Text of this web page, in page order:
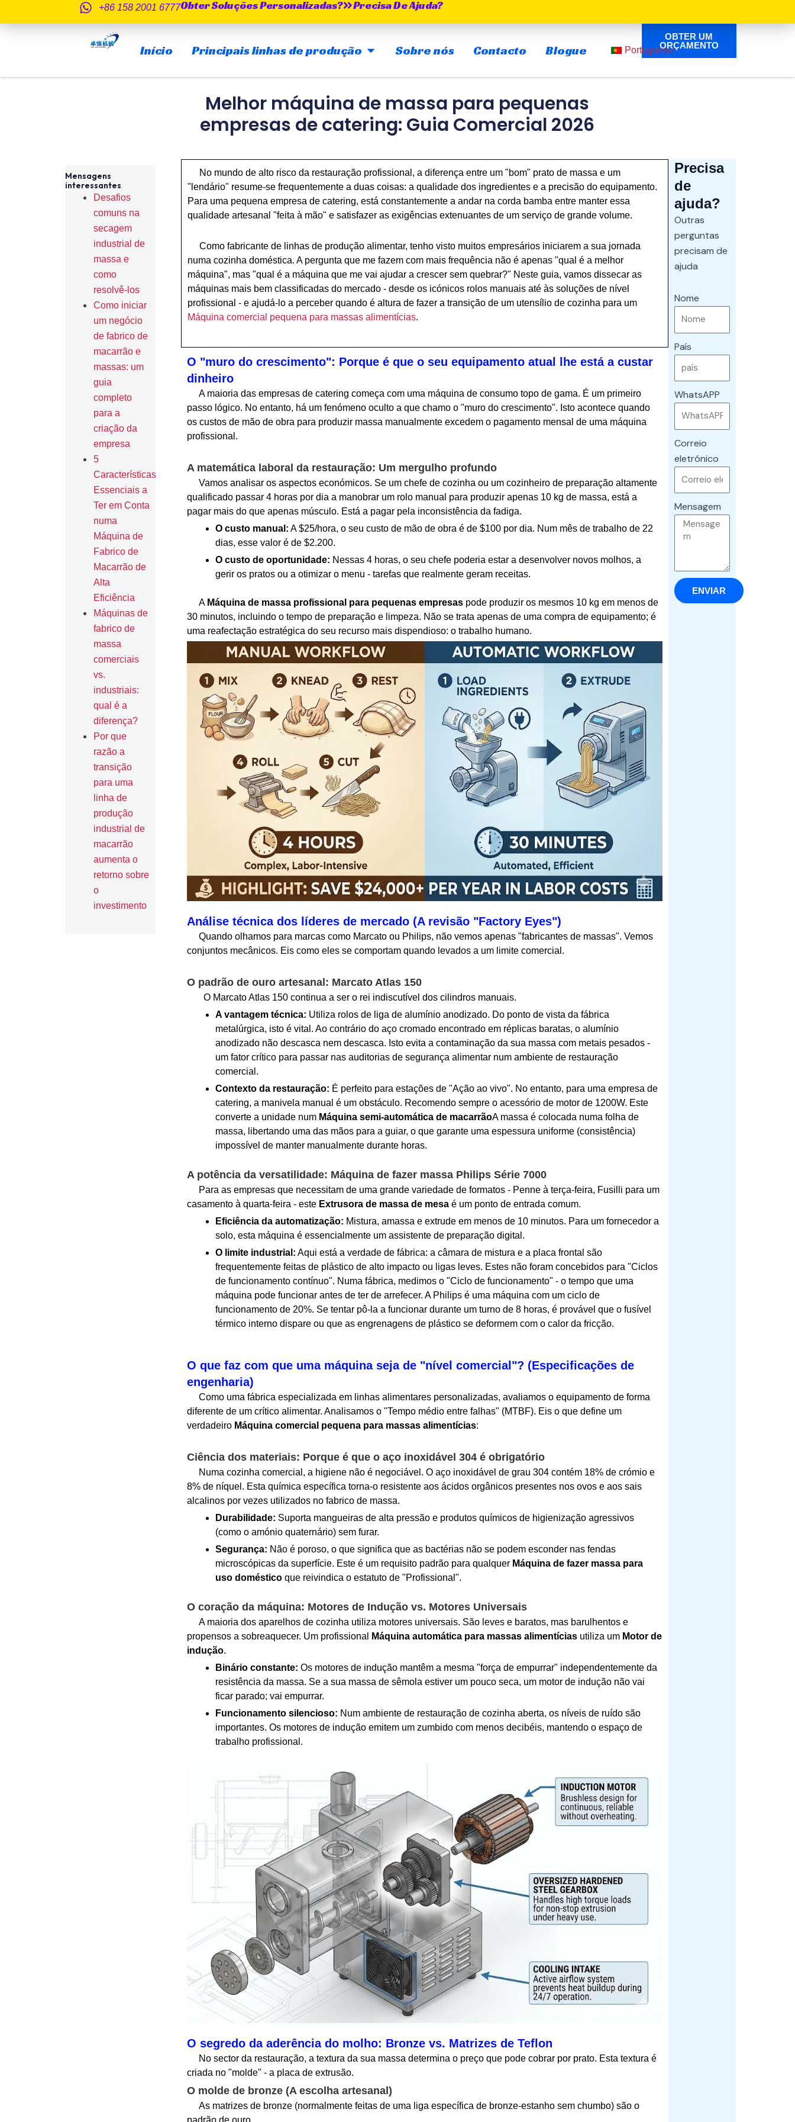
para
+86 158 2001 6777Obter Soluções Personalizadas? Precisa De Ajuda?
Início Principais linhas de produção ABRIR MAIN PRODUCTION LINES
Sobre nós Contacto Blogue Portuguese
OBTER UM
ORÇAMENTO
Melhor máquina de massa para pequenas
empresas de catering: Guia Comercial 2026
Mensagens
interessantes
Desafios
comuns na
secagem
industrial de
massa e
como
resolvê-los
Como iniciar
um negócio
de fabrico de
macarrão e
massas: um
guia
completo
para a
criação da
empresa
5
Características
Essenciais a
Ter em Conta
numa
Máquina de
Fabrico de
Macarrão de
Alta
Eficiência
Máquinas de
fabrico de
massa
comerciais
vs.
industriais:
qual é a
diferença?
Por que
razão a
transição
para uma
linha de
produção
industrial de
macarrão
aumenta o
retorno sobre
o
investimento
No mundo de alto risco da restauração profissional, a diferença entre um "bom" prato de massa e um
"lendário" resume-se frequentemente a duas coisas: a qualidade dos ingredientes e a precisão do equipamento.
Para uma pequena empresa de catering, está constantemente a andar na corda bamba entre manter essa
qualidade artesanal "feita à mão" e satisfazer as exigências extenuantes de um serviço de grande volume.
Como fabricante de linhas de produção alimentar, tenho visto muitos empresários iniciarem a sua jornada
numa cozinha doméstica. A pergunta que me fazem com mais frequência não é apenas "qual é a melhor
máquina", mas "qual é a máquina que me vai ajudar a crescer sem quebrar?" Neste guia, vamos dissecar as
máquinas mais bem classificadas do mercado - desde os icónicos rolos manuais até às soluções de nível
profissional - e ajudá-lo a perceber quando é altura de fazer a transição de um utensílio de cozinha para um
Máquina comercial pequena para massas alimentícias.
O "muro do crescimento": Porque é que o seu equipamento atual lhe está a custar
dinheiro
A maioria das empresas de catering começa com uma máquina de consumo topo de gama. É um primeiro
passo lógico. No entanto, há um fenómeno oculto a que chamo o "muro do crescimento". Isto acontece quando
os custos de mão de obra para produzir massa manualmente excedem o pagamento mensal de uma máquina
profissional.
A matemática laboral da restauração: Um mergulho profundo
Vamos analisar os aspectos económicos. Se um chefe de cozinha ou um cozinheiro de preparação altamente
qualificado passar 4 horas por dia a manobrar um rolo manual para produzir apenas 10 kg de massa, está a
pagar mais do que apenas músculo. Está a pagar pela inconsistência da fadiga.
O custo manual: A $25/hora, o seu custo de mão de obra é de $100 por dia. Num mês de trabalho de 22
dias, esse valor é de $2.200.
O custo de oportunidade: Nessas 4 horas, o seu chefe poderia estar a desenvolver novos molhos, a
gerir os pratos ou a otimizar o menu - tarefas que realmente geram receitas.
A Máquina de massa profissional para pequenas empresaspode produzir os mesmos 10 kg em menos de
30 minutos, incluindo o tempo de preparação e limpeza. Não se trata apenas de uma compra de equipamento; é
uma reafectação estratégica do seu recurso mais dispendioso: o trabalho humano.
Análise técnica dos líderes de mercado (A revisão "Factory Eyes")
Quando olhamos para marcas como Marcato ou Philips, não vemos apenas "fabricantes de massas". Vemos
conjuntos mecânicos. Eis como eles se comportam quando levados a um limite comercial.
O padrão de ouro artesanal: Marcato Atlas 150
O Marcato Atlas 150 continua a ser o rei indiscutível dos cilindros manuais.
A vantagem técnica: Utiliza rolos de liga de alumínio anodizado. Do ponto de vista da fábrica
metalúrgica, isto é vital. Ao contrário do aço cromado encontrado em réplicas baratas, o alumínio
anodizado não descasca nem descasca. Isto evita a contaminação da sua massa com metais pesados -
um fator crítico para passar nas auditorias de segurança alimentar num ambiente de restauração
comercial.
Contexto da restauração: É perfeito para estações de "Ação ao vivo". No entanto, para uma empresa de
catering, a manivela manual é um obstáculo. Recomendo sempre o acessório de motor de 1200W. Este
converte a unidade num Máquina semi-automática de macarrãoA massa é colocada numa folha de
massa, libertando uma das mãos para a guiar, o que garante uma espessura uniforme (consistência)
impossível de manter manualmente durante horas.
A potência da versatilidade: Máquina de fazer massa Philips Série 7000
Para as empresas que necessitam de uma grande variedade de formatos - Penne à terça-feira, Fusilli para um
casamento à quarta-feira - este Extrusora de massa de mesaé um ponto de entrada comum.
Eficiência da automatização: Mistura, amassa e extrude em menos de 10 minutos. Para um fornecedor a
solo, esta máquina é essencialmente um assistente de preparação digital.
O limite industrial: Aqui está a verdade de fábrica: a câmara de mistura e a placa frontal são
frequentemente feitas de plástico de alto impacto ou ligas leves. Estes não foram concebidos para "Ciclos
de funcionamento contínuo". Numa fábrica, medimos o "Ciclo de funcionamento" - o tempo que uma
máquina pode funcionar antes de ter de arrefecer. A Philips é uma máquina com um ciclo de
funcionamento de 20%. Se tentar pô-la a funcionar durante um turno de 8 horas, é provável que o fusível
térmico interno dispare ou que as engrenagens de plástico se deformem com o calor da fricção.
O que faz com que uma máquina seja de "nível comercial"? (Especificações de
engenharia)
Como uma fábrica especializada em linhas alimentares personalizadas, avaliamos o equipamento de forma
diferente de um crítico alimentar. Analisamos o "Tempo médio entre falhas" (MTBF). Eis o que define um
verdadeiro Máquina comercial pequena para massas alimentícias:
Ciência dos materiais: Porque é que o aço inoxidável 304 é obrigatório
Numa cozinha comercial, a higiene não é negociável. O aço inoxidável de grau 304 contém 18% de crómio e
8% de níquel. Esta química específica torna-o resistente aos ácidos orgânicos presentes nos ovos e aos sais
alcalinos por vezes utilizados no fabrico de massa.
Durabilidade: Suporta mangueiras de alta pressão e produtos químicos de higienização agressivos
(como o amónio quaternário) sem furar.
Segurança: Não é poroso, o que significa que as bactérias não se podem esconder nas fendas
microscópicas da superfície. Este é um requisito padrão para qualquer Máquina de fazer massa para
uso domésticoque reivindica o estatuto de "Profissional".
O coração da máquina: Motores de Indução vs. Motores Universais
A maioria dos aparelhos de cozinha utiliza motores universais. São leves e baratos, mas barulhentos e
propensos a sobreaquecer. Um profissional
Máquina automática para massas alimentíciasutiliza um Motor de
indução.
Binário constante: Os motores de indução mantêm a mesma "força de empurrar" independentemente da
resistência da massa. Se a sua massa de sêmola estiver um pouco seca, um motor de indução não vai
ficar parado; vai empurrar.
Funcionamento silencioso: Num ambiente de restauração de cozinha aberta, os níveis de ruído são
importantes. Os motores de indução emitem um zumbido com menos decibéis, mantendo o espaço de
trabalho profissional.
O segredo da aderência do molho: Bronze vs. Matrizes de Teflon
No sector da restauração, a textura da sua massa determina o preço que pode cobrar por prato. Esta textura é
criada no "molde" - a placa de extrusão.
O molde de bronze (A escolha artesanal)
As matrizes de bronze (normalmente feitas de uma liga específica de bronze-estanho sem chumbo) são o
padrão de ouro.
Precisa
de
ajuda?
Outras
perguntas
precisam de
ajuda
Nome
País
WhatsAPP
Correio
eletrónico
Mensagem
ENVIAR